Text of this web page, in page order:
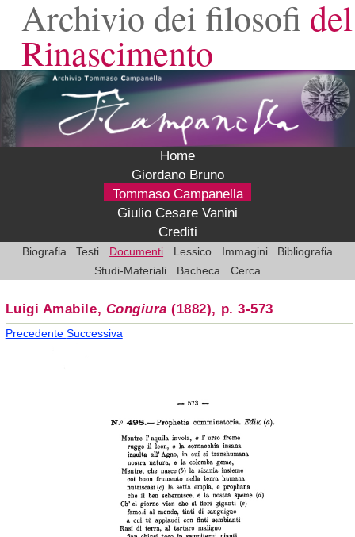
Archivio dei filosofi del
Rinascimento
Home
Giordano Bruno
Tommaso Campanella
Giulio Cesare Vanini
Crediti
Biografia Testi Documenti Lessico Immagini
Bibliografia
Studi-Materiali
Bacheca Cerca
Luigi Amabile, Congiura (1882), p. 3-573
Precedente Successiva